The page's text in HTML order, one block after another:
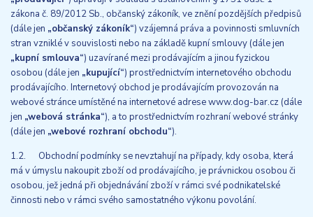
zákona č. 89/2012 Sb., občanský zákoník, ve znění pozdějších předpisů
(dále jen „občanský zákoník“) vzájemná práva a povinnosti smluvních
stran vzniklé v souvislosti nebo na základě kupní smlouvy (dále jen
„kupní smlouva“) uzavírané mezi prodávajícím a jinou fyzickou
osobou (dále jen „kupující“) prostřednictvím internetového obchodu
prodávajícího. Internetový obchod je prodávajícím provozován na
webové stránce umístěné na internetové adrese www.dog-bar.cz (dále
jen „webová stránka“), a to prostřednictvím rozhraní webové stránky
(dále jen „webové rozhraní obchodu“).
1.2. Obchodní podmínky se nevztahují na případy, kdy osoba, která
má v úmyslu nakoupit zboží od prodávajícího, je právnickou osobou či
osobou, jež jedná při objednávání zboží v rámci své podnikatelské
činnosti nebo v rámci svého samostatného výkonu povolání.